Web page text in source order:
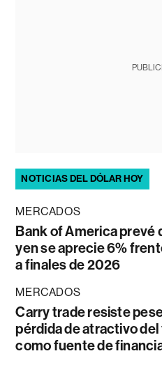
NOTICIAS DEL DÓLAR HOY
MERCADOS
Bank of America prevé
yen se aprecie 6%
a finales de 2026
MERCADOS
Carry trade resiste
pérdida de atractivo del
como fuente de